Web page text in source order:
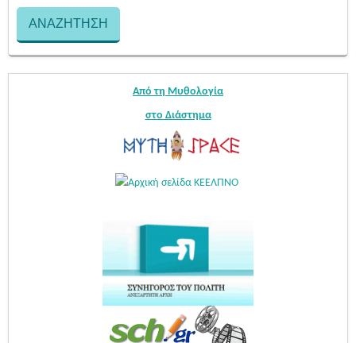
Από τη Μυθολογία
στο Διάστημα